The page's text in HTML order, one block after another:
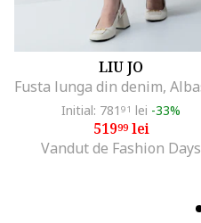
LIU JO
Initial: 781 91 lei -33%
51999lei
Vandut de Fashion Days